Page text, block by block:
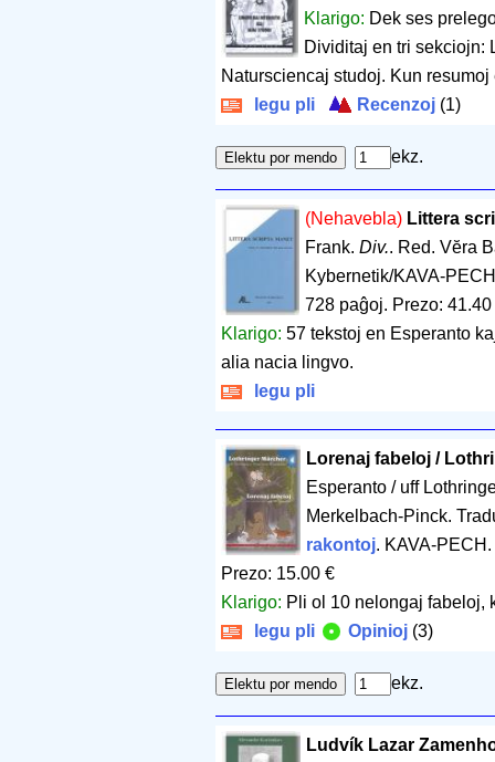
Klarigo: Dek ses
Dividitaj en tri sekciojn:
Natursciencaj studoj. Kun
legu pli
Recenzoj (1)
ekz.
(Nehavebla) Littera
Frank. Div.. Red. Vĕra
Kybernetik/KAVA-
728 paĝoj. Prezo: 41.40
Klarigo: 57 tekstoj en Esperanto
alia nacia lingvo.
legu pli
Lorenaj fabeloj /
Esperanto / uff
Merkelbach-Pinck.
rakontoj. KAVA-
Prezo: 15.00 €
Klarigo: Pli ol 10 nelongaj fabeloj,
legu pli
Opinioj (3)
ekz.
Ludvík Lazar